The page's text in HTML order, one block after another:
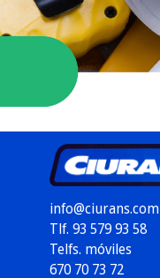
info@ciurans.com
Tlf. 93 579 93 58
Telfs. móviles
670 70 73 72